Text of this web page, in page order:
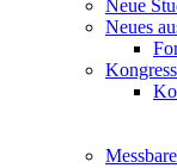
Neue
Neues